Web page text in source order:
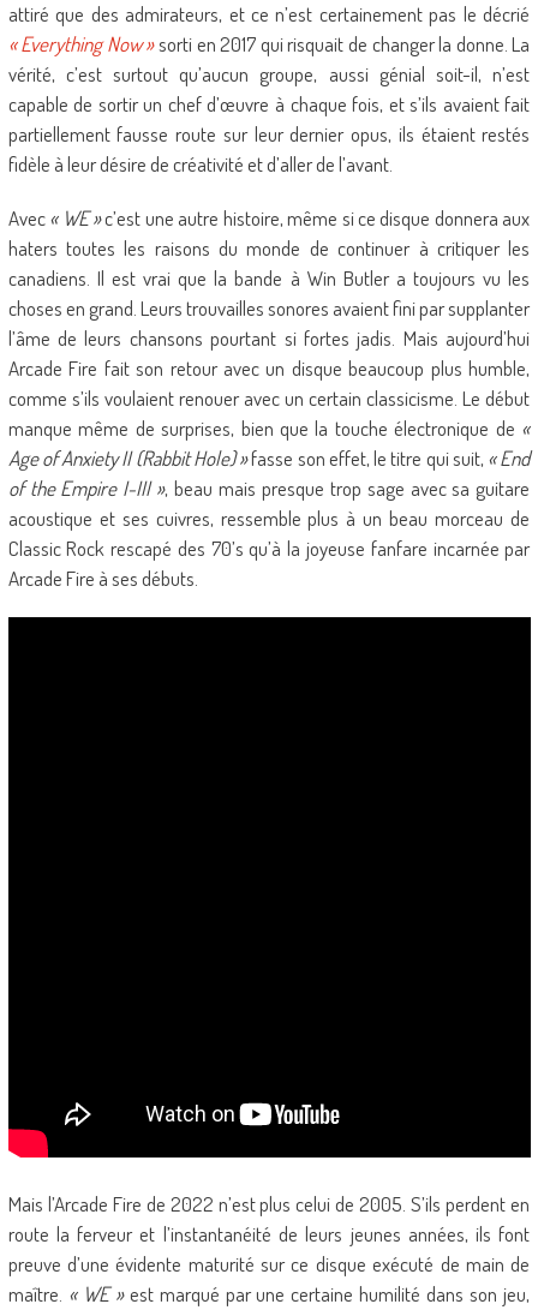
attiré que des admirateurs, et ce n’est certainement pas le décrié
« Everything Now »sorti en 2017 qui risquait de changer la donne. La
vérité, c’est surtout qu’aucun groupe, aussi génial soit-il, n’est
capable de sortir un chef d’œuvre à chaque fois, et s’ils avaient fait
partiellement fausse route sur leur dernier opus, ils étaient restés
fidèle à leur désire de créativité et d’aller de l’avant.
Avec« WE »c’est une autre histoire, même si ce disque donnera aux
haters toutes les raisons du monde de continuer à critiquer les
canadiens. Il est vrai que la bande à Win Butler a toujours vu les
choses en grand. Leurs trouvailles sonores avaient fini par supplanter
l’âme de leurs chansons pourtant si fortes jadis. Mais aujourd’hui
Arcade Fire fait son retour avec un disque beaucoup plus humble,
comme s’ils voulaient renouer avec un certain classicisme. Le début
manque même de surprises, bien que la touche électronique de «
Age of Anxiety II (Rabbit Hole) »fasse son effet, le titre qui suit, « End
of the Empire I-III », beau mais presque trop sage avec sa guitare
acoustique et ses cuivres, ressemble plus à un beau morceau de
Classic Rock rescapé des 70’s qu’à la joyeuse fanfare incarnée par
Arcade Fire à ses débuts.
Mais l’Arcade Fire de 2022 n’est plus celui de 2005. S’ils perdent en
route la ferveur et l’instantanéité de leurs jeunes années, ils font
preuve d’une évidente maturité sur ce disque exécuté de main de
maître. « WE »est marqué par une certaine humilité dans son jeu,